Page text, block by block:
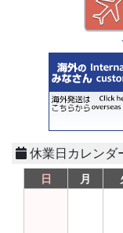
休業日カレンダ
日 月